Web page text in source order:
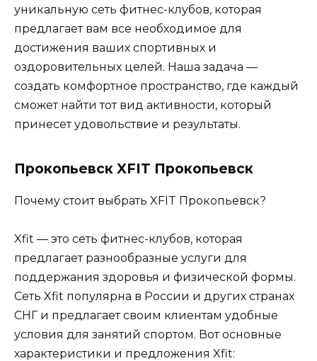
уникальную сеть фитнес-клубов, которая
предлагает вам все необходимое для
достижения ваших спортивных и
оздоровительных целей. Наша задача —
создать комфортное пространство, где каждый
сможет найти тот вид активности, который
принесет удовольствие и результаты.
Прокопьевск XFIT Прокопьевск
Почему стоит выбрать XFIT Прокопьевск?
Xfit — это сеть фитнес-клубов, которая
предлагает разнообразные услуги для
поддержания здоровья и физической формы.
Сеть Xfit популярна в России и других странах
СНГ и предлагает своим клиентам удобные
условия для занятий спортом. Вот основные
характеристики и предложения Xfit: